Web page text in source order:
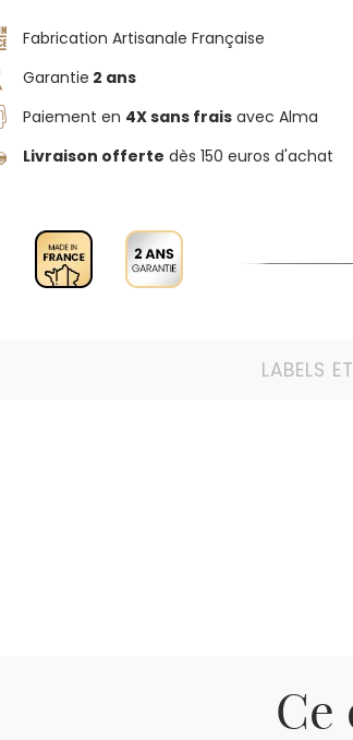
Fabrication Artisanale Française
Garantie 2 ans
Paiement en 4X sans fraisavec Alma
Livraison offerte dès 150 euros d'achat
LABELS